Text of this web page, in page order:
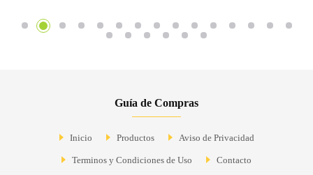
Guía de Compras
Inicio Productos Aviso de Privacidad
Terminos y Condiciones de Uso Contacto